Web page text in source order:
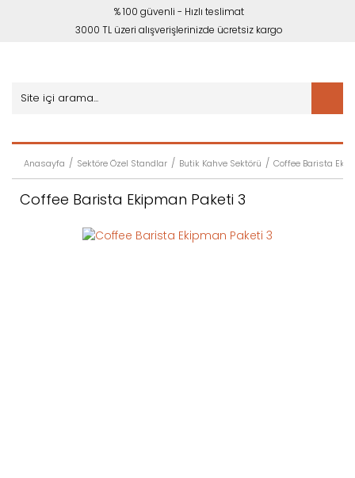
% 100 güvenli - Hızlı teslimat
3000 TL üzeri alışverişlerinizde ücretsiz kargo
Anasayfa Sektöre Özel Standlar Butik Kahve Sektörü Coffee Barista
Coffee Barista Ekipman Paketi 3